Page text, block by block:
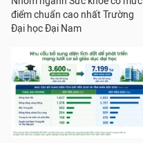
điểm chuẩn cao nhất Trường
Đại học Đại Nam